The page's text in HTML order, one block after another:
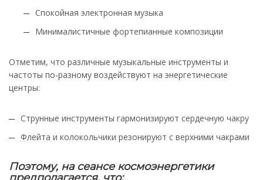
Спокойная электронная музыка
Минималистичные фортепианные композиции
Отметим, что различные музыкальные инструменты и
частоты по-разному воздействуют на энергетические
центры:
Струнные инструменты гармонизируют сердечную чакру
Флейта и колокольчики резонируют с верхними чакрами
Поэтому, на сеансе космоэнергетики